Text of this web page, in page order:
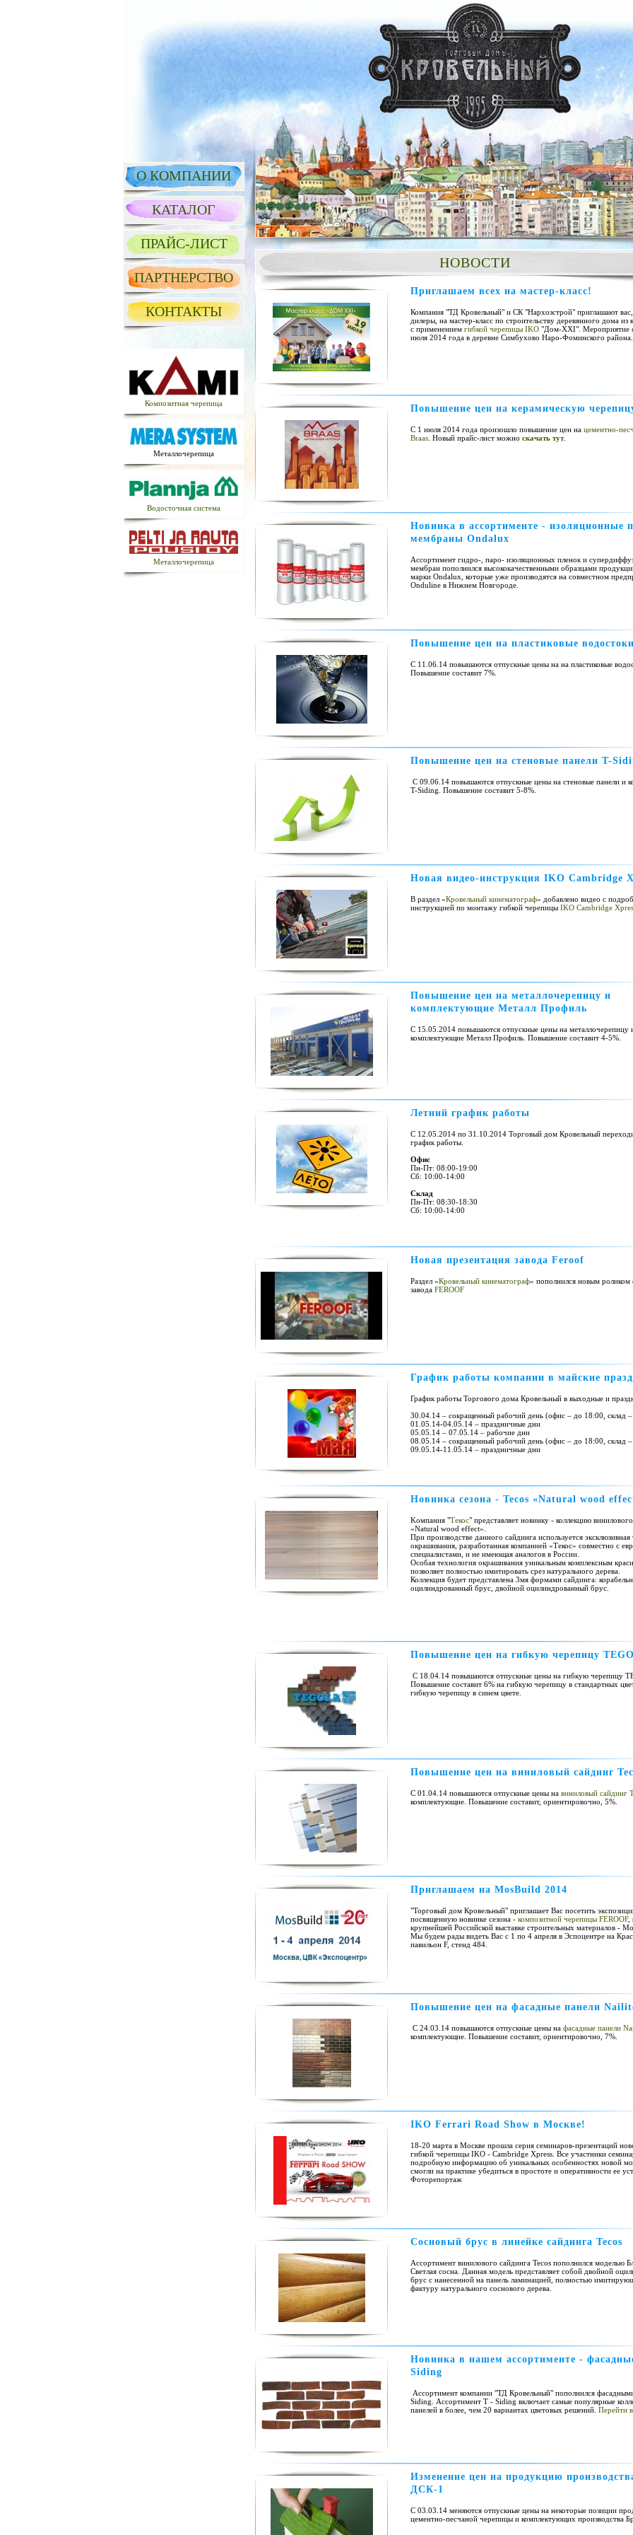
О КОМПАНИИ
КАТАЛОГ
ПРАЙС-ЛИСТ
ПАРТНЕРСТВО
КОНТАКТЫ
Композитная черепица
Металлочерепица
Водосточная система
Металлочерепица
НОВОСТИ
Приглашаем всех на мастер-класс!
Компания "ТД Кровельный" и СК "Нархозстрой" приглашают
дилеры, на мастер-класс по строительству деревянного дома из
с применением гибкой черепицы IKO "Дом-ХХI". Мероприятие
июля 2014 года в деревне Симбухово Наро-Фоминского района.
Повышение цен на керамическую
С 1 июля 2014 года произошло повышение цен на цементно-
Braas . Новый прайс-лист можно скачать тут.
Новинка в ассортименте - изоляционные
мембраны Ondalux
Ассортимент гидро-, паро- изоляционных пленок и
мембран пополнился высококачественными образцами
марки Ondalux, которые уже производятся на совместном
Onduline в Нижнем Новгороде.
Повышение цен на пластиковые
С 11.06.14 повышаются отпускные цены на на пластиковые
Повышение составит 7%.
Повышение цен на стеновые панели T-
С 09.06.14 повышаются отпускные цены на стеновые панели и
T-Siding. Повышение составит 5-8%.
Новая видео-инструкция IKO Cambridge
В раздел «Кровельный кинематограф» добавлено видео с
инструкцией по монтажу гибкой черепицы IKO Cambridge
Повышение цен на металлочерепицу и
комплектующие Металл Профиль
С 15.05.2014 повышаются отпускные цены на металлочерепицу
комплектующие Металл Профиль. Повышение составит 4-5%.
Летний график работы
С 12.05.2014 по 31.10.2014 Торговый дом Кровельный
график работы.
Офис
Пн-Пт: 08:00-19:00
Сб: 10:00-14:00
Склад
Пн-Пт: 08:30-18:30
Сб: 10:00-14:00
Новая презентация завода Feroof
Раздел «Кровельный кинематограф» пополнился новым роликом
завода FEROOF
График работы компании в майские
График работы Торгового дома Кровельный в выходные и
30.04.14 – сокращенный рабочий день (офис – до 18:00, склад
01.05.14-04.05.14 – праздничные дни
05.05.14 – 07.05.14 – рабочие дни
08.05.14 – сокращенный рабочий день (офис – до 18:00, склад
09.05.14-11.05.14 – праздничные дни
Новинка сезона - Tecos «Natural wood
Kомпания "Текос" представляет новинку - коллекцию
«Natural wood effect».
При производстве данного сайдинга используется эксклюзивная
окрашивания, разработанная компанией «Текос» совместно с
специалистами, и не имеющая аналогов в России.
Особая технология окрашивания уникальным комплексным
позволяет полностью имитировать срез натурального дерева.
Коллекция будет представлена 3мя формами сайдинга:
оцилиндрованный брус, двойной оцилиндрованный брус.
Повышение цен на гибкую черепицу
С 18.04.14 повышаются отпускные цены на гибкую черепицу
Повышение составит 6% на гибкую черепицу в стандартных
гибкую черепицу в синем цвете.
Повышение цен на виниловый сайдинг
С 01.04.14 повышаются отпускные цены на виниловый сайдинг
комплектующие. Повышение составит, ориентировочно, 5%.
Приглашаем на MosBuild 2014
"Торговый дом Кровельный" приглашает Вас посетить
посвященную новинке сезона - композитной черепицы FEROOF,
крупнейшей Российской выставке строительных материалов -
Мы будем рады видеть Вас c 1 по 4 апреля в Эспоцентре на
павильон F, стенд 484.
Повышение цен на фасадные панели
С 24.03.14 повышаются отпускные цены на фасадные панели
комплектующие. Повышение составит, ориентировочно, 7%.
IKO Ferrari Road Show в Москве!
18-20 марта в Москве прошла серия семинаров-презентаций
гибкой черепицы IKO - Cambridge Xpress. Все участники
подробную информацию об уникальных особенностях новой
смогли на практике убедиться в простоте и оперативности ее
Фоторепортаж
Сосновый брус в линейке сайдинга Tecos
Ассортимент винилового сайдинга Tecos пополнился моделью
Светлая сосна. Данная модель представляет собой двойной
брус с нанесенной на панель ламинацией, полностью
фактуру натурального соснового дерева.
Новинка в нашем ассортименте -
Siding
Ассортимент компании "ТД Кровельный" пополнился
Siding. Ассортимент T - Siding включает самые популярные
панелей в более, чем 20 вариантах цветовых решений. Перейти в
Изменение цен на продукцию
ДСК-1
С 03.03.14 меняются отпускные цены на некоторые позиции
цементно-песчаной черепицы и комплектующих производства